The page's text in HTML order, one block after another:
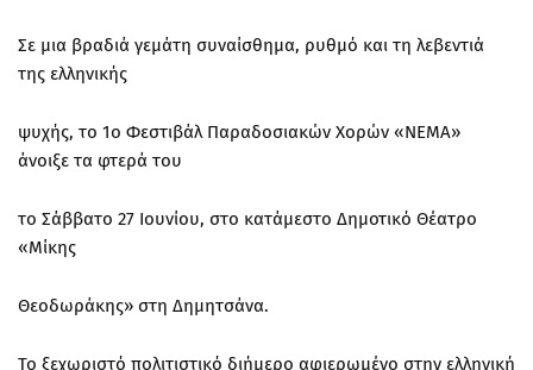
Σε μια βραδιά γεμάτη συναίσθημα, ρυθμό και τη λεβεντιά
της ελληνικής
ψυχής, το 1ο Φεστιβάλ Παραδοσιακών Χορών «ΝΕΜΑ»
άνοιξε τα φτερά του
το Σάββατο 27 Ιουνίου, στο κατάμεστο Δημοτικό Θέατρο
«Μίκης
Θεοδωράκης» στη Δημητσάνα.
Το ξεχωριστό πολιτιστικό διήμερο αφιερωμένο στην ελληνική